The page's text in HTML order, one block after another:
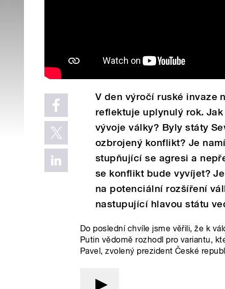
V den výročí ruské invaze
reflektuje uplynulý rok.
vývoje války? Byly státy
ozbrojený konflikt? Je
stupňující se agresi a
se konflikt bude vyvíjet?
na potenciální rozšíření
nastupující hlavou státu
Do poslední chvíle jsme věřili, že k
Putin vědomě rozhodl pro variantu,
Pavel, zvolený prezident České